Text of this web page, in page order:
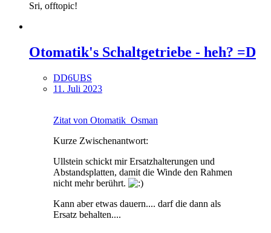
Sri, offtopic!
Otomatik's Schaltgetriebe - heh? =D
DD6UBS
11. Juli 2023
Zitat von Otomatik_Osman
Kurze Zwischenantwort:
Ullstein schickt mir Ersatzhalterungen und
Abstandsplatten, damit die Winde den Rahmen
nicht mehr berührt.
Kann aber etwas dauern.... darf die dann als
Ersatz behalten....